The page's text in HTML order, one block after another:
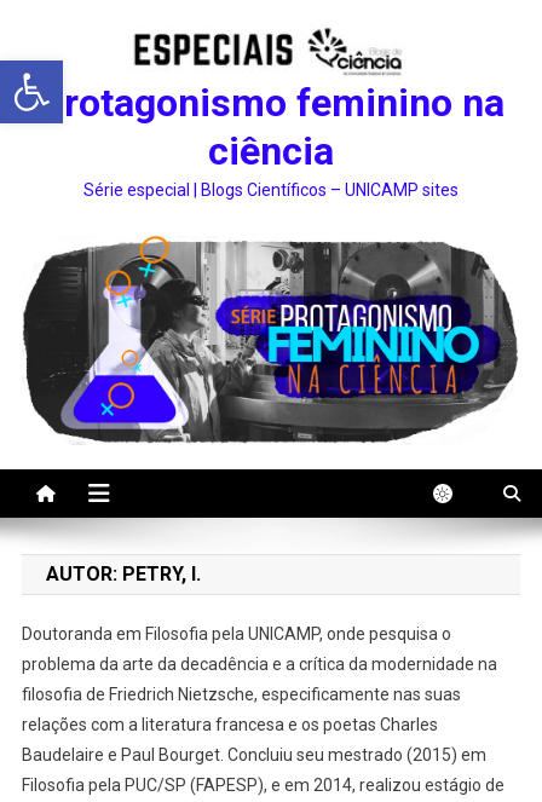
Abrir a barra de ferramentas
Protagonismo feminino na
ciência
Série especial | Blogs Científicos – UNICAMP sites
AUTOR: PETRY, I.
Doutoranda em Filosofia pela UNICAMP, onde pesquisa o
problema da arte da decadência e a crítica da modernidade na
filosofia de Friedrich Nietzsche, especificamente nas suas
relações com a literatura francesa e os poetas Charles
Baudelaire e Paul Bourget. Concluiu seu mestrado (2015) em
Filosofia pela PUC/SP (FAPESP), e em 2014, realizou estágio de